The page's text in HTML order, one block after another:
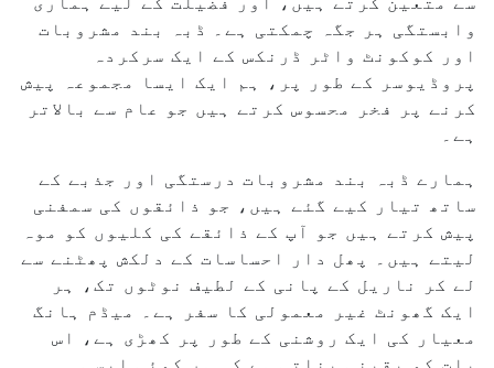
وابستگی ہر جگہ چمکتی ہے۔ ڈبہ بند مشروبات
اور کوکونٹ واٹر ڈرنکس کے ایک سرکردہ
پروڈیوسر کے طور پر، ہم ایک ایسا مجموعہ پیش
کرنے پر فخر محسوس کرتے ہیں جو عام سے بالاتر
ہے۔
ہمارے ڈبہ بند مشروبات درستگی اور جذبے کے
ساتھ تیار کیے گئے ہیں، جو ذائقوں کی سمفنی
پیش کرتے ہیں جو آپ کے ذائقے کی کلیوں کو موہ
لیتے ہیں۔ پھل دار احساسات کے دلکش پھٹنے سے
لے کر ناریل کے پانی کے لطیف نوٹوں تک، ہر
ایک گھونٹ غیر معمولی کا سفر ہے۔ میڈم ہانگ
معیار کی ایک روشنی کے طور پر کھڑی ہے، اس
بات کو یقینی بناتی ہے کہ ہر کوئی ایسی